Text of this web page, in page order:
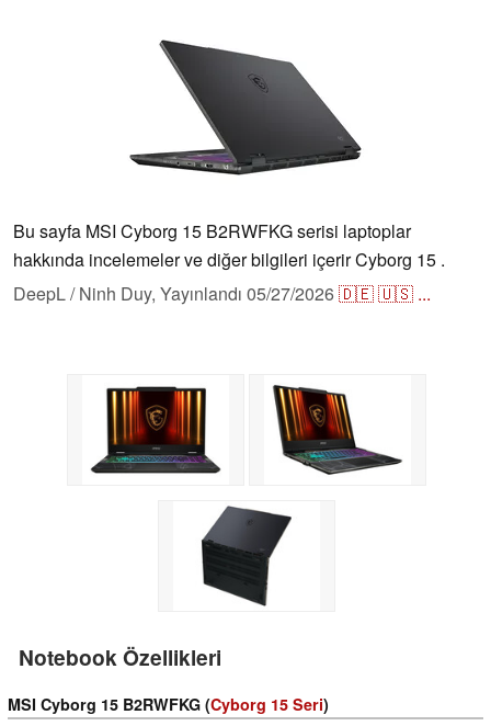
Bu sayfa MSI Cyborg 15 B2RWFKG serisi laptoplar
hakkında incelemeler ve diğer bilgileri içerir Cyborg 15 .
DeepL / Ninh Duy, Yayınlandı 05/27/2026🇩🇪🇺🇸 ...
Notebook Özellikleri
MSI Cyborg 15 B2RWFKG (Cyborg 15 Seri)